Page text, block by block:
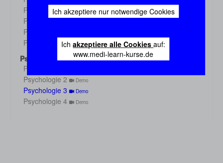
Ich akzeptiere nur notwendige Cookies
Ichakzeptiere alle Cookiesauf:
www.medi-learn-kurse.de
Physiologie 3 Demo
Physiologie 4
Physiologie 5
Physiologie 6 Demo
Psychologie
Psychologie 1
Psychologie 2 Demo
Psychologie 3 Demo
Psychologie 4 Demo